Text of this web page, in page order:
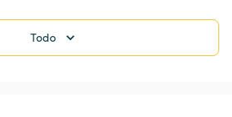
Todo